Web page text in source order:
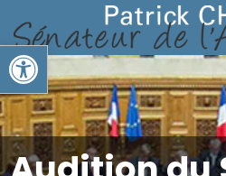
Ouvrir la barre d’outils